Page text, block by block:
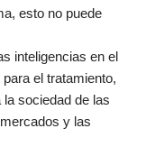
esto no puede
inteligencias en el
el tratamiento,
sociedad de las
y las